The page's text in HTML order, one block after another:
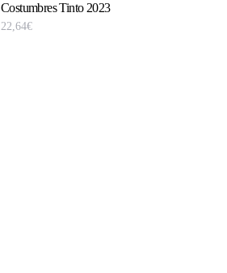
Costumbres Tinto 2023
22,64€